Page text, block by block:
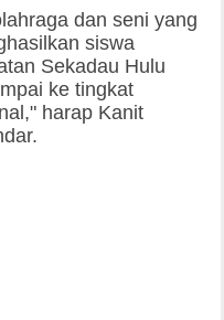
dan seni yang
siswa
Sekadau Hulu
ke tingkat
harap Kanit